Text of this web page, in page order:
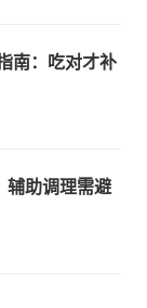
南：吃对才补
辅助调理需避